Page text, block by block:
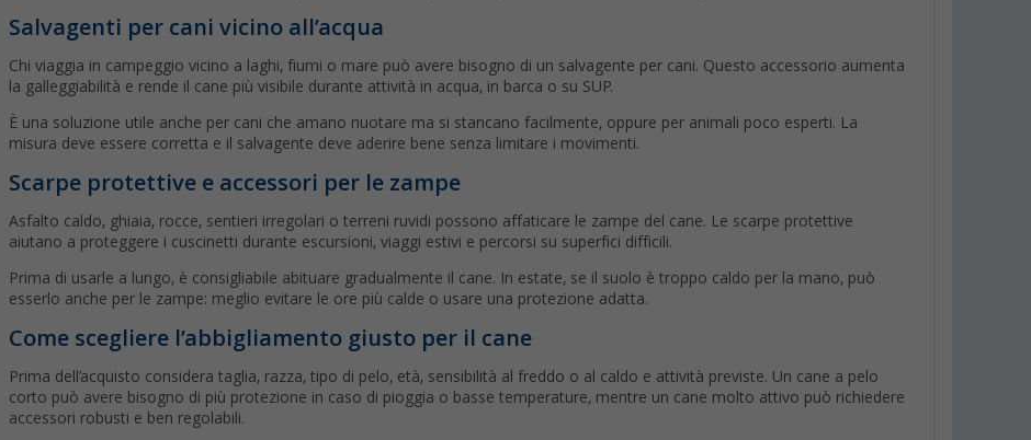
Salvagenti per cani vicino all’acqua
Chi viaggia in campeggio vicino a laghi, fiumi o mare può avere bisogno di un salvagente per cani. Questo accessorio aumenta
la galleggiabilità e rende il cane più visibile durante attività in acqua, in barca o su SUP.
È una soluzione utile anche per cani che amano nuotare ma si stancano facilmente, oppure per animali poco esperti. La
misura deve essere corretta e il salvagente deve aderire bene senza limitare i movimenti.
Scarpe protettive e accessori per le zampe
Asfalto caldo, ghiaia, rocce, sentieri irregolari o terreni ruvidi possono affaticare le zampe del cane. Le scarpe protettive
aiutano a proteggere i cuscinetti durante escursioni, viaggi estivi e percorsi su superfici difficili.
Prima di usarle a lungo, è consigliabile abituare gradualmente il cane. In estate, se il suolo è troppo caldo per la mano, può
esserlo anche per le zampe: meglio evitare le ore più calde o usare una protezione adatta.
Come scegliere l’abbigliamento giusto per il cane
Prima dell’acquisto considera taglia, razza, tipo di pelo, età, sensibilità al freddo o al caldo e attività previste. Un cane a pelo
corto può avere bisogno di più protezione in caso di pioggia o basse temperature, mentre un cane molto attivo può richiedere
accessori robusti e ben regolabili.